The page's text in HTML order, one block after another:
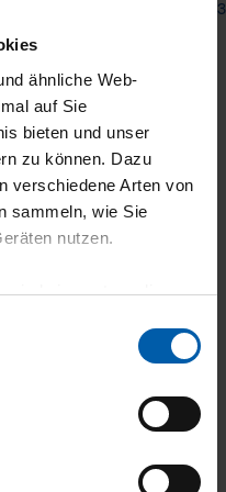
ähnliche Web-
auf Sie
bieten und unser
zu können. Dazu
verschiedene Arten von
sammeln, wie Sie
nutzen.
sind eine notwendige
zur Auswahl und
Angebote, Anzeigen
from